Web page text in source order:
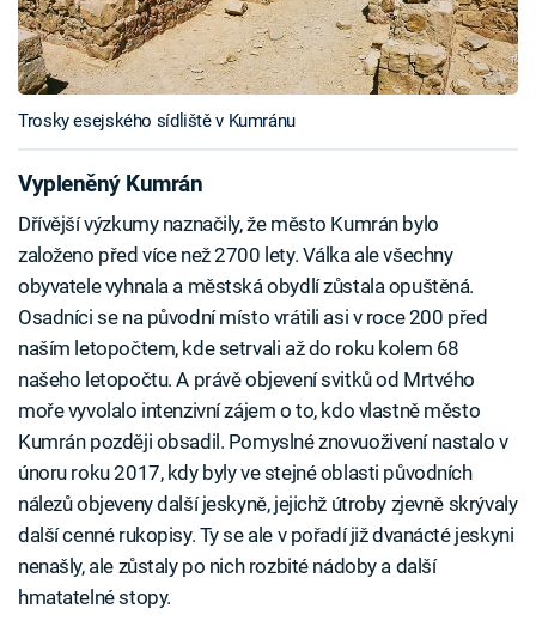
Trosky esejského sídliště v Kumránu
Vypleněný Kumrán
Dřívější výzkumy naznačily, že město Kumrán bylo
založeno před více než 2700 lety. Válka ale všechny
obyvatele vyhnala a městská obydlí zůstala opuštěná.
Osadníci se na původní místo vrátili asi v roce 200 před
naším letopočtem, kde setrvali až do roku kolem 68
našeho letopočtu. A právě objevení svitků od Mrtvého
moře vyvolalo intenzivní zájem o to, kdo vlastně město
Kumrán později obsadil. Pomyslné znovuoživení nastalo v
únoru roku 2017, kdy byly ve stejné oblasti původních
nálezů objeveny další jeskyně, jejichž útroby zjevně skrývaly
další cenné rukopisy. Ty se ale v pořadí již dvanácté jeskyni
nenašly, ale zůstaly po nich rozbité nádoby a další
hmatatelné stopy.